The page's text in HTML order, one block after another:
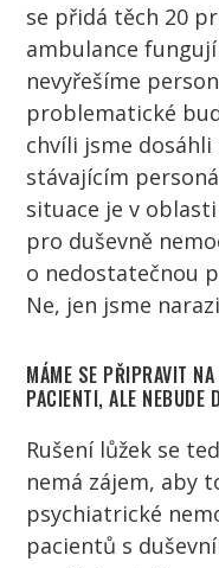
se přidá těch 20
ambulance
nevyřešíme
problematické
chvíli jsme
stávajícím
situace je v
pro duševně
o nedostatečnou
Ne, jen jsme
MÁME SE PŘIPRAVIT
PACIENTI, ALE NEBUDE
Rušení lůžek se
nemá zájem, aby
psychiatrické
pacientů s